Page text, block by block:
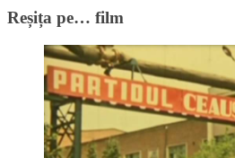
Reșița pe… film